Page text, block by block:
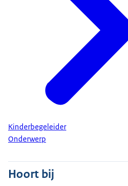
Kinderbegeleider
Onderwerp
Hoort bij